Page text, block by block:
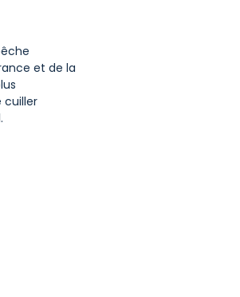
et de la
cuiller